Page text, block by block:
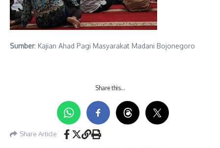
Sumber: Kajian Ahad Pagi Masyarakat Madani Bojonegoro
Share this…
Share Article